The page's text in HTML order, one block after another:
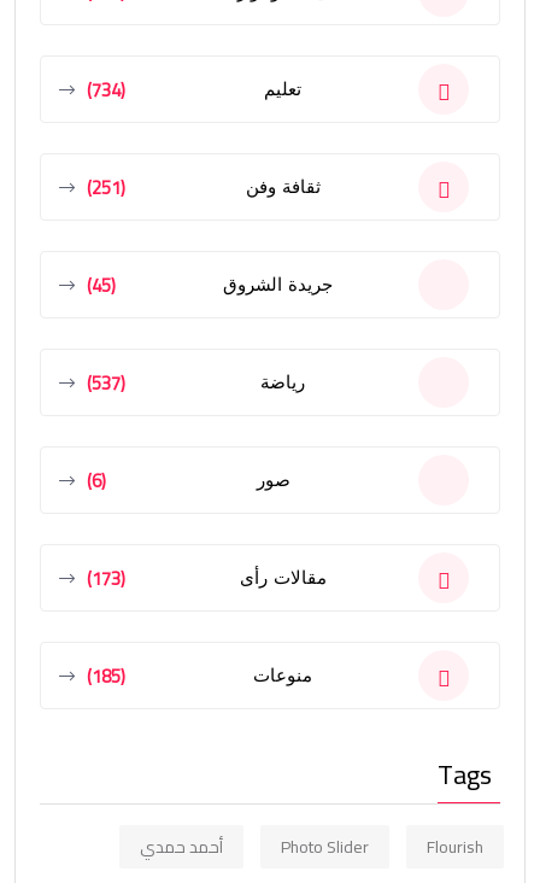
تعليم (734)
ثقافة وفن (251)
جريدة الشروق (45)
رياضة (537)
صور (6)
مقالات رأى (173)
منوعات (185)
Tags
Flourish
Photo Slider
أحمد حمدي